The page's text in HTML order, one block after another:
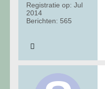
Registratie op: Jul
2014
Berichten: 565